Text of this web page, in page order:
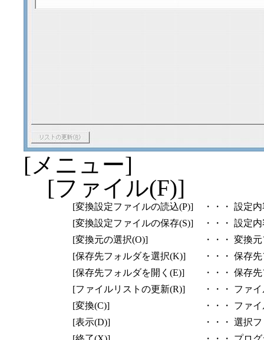
[メニュー]
[ファイル(F)]
[変換設定ファイルの読込(P)] ・・・ 設定
[変換設定ファイルの保存(S)]
・・・ 設定
[変換元の選択(O)]
・・・ 変換
[保存先フォルダを選択(K)]
・・・ 保存
[保存先フォルダを開く(E)]
・・・ 保存
[ファイルリストの更新(R)]
・・・
ファ
[変換(C)]
・・・
ファ
[表示(D)]
・・・ 選択